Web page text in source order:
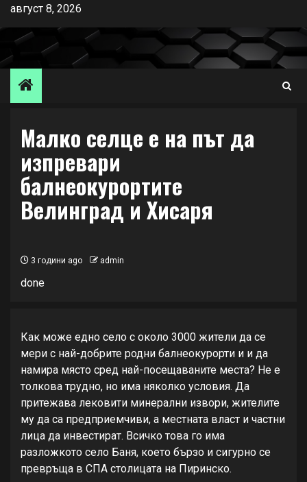
Skip
content
август 8, 2026
Малко селце е на път да
изпревари
балнеокурортите
Велинград и Хисаря
3 години ago admin
done
Как може едно село с около 3000 жители да се
мери с най-добрите родни балнеокурорти и и да
намира място сред най-посещаваните места? Не е
толкова трудно, но има няколко условия. Да
притежава лековити минерални извори, жителите
му да са предприемчиви, а местната власт и частни
лица да инвестират. Всичко това го има
разложкото село Баня, което бързо и сигурно се
превръща в СПА столицата на Пиринско.